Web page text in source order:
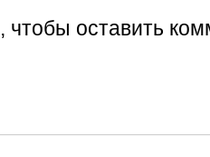
, чтобы оставить